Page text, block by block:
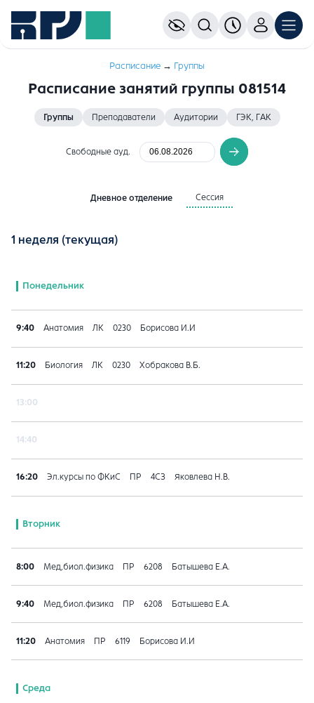
Расписание → Группы
Расписание занятий группы 081514
Группы Преподаватели Аудитории ГЭК, ГАК
Свободные ауд.
Дневное отделение Сессия
1 неделя (текущая)
Понедельник
9:40 Анатомия ЛК 0230 Борисова И.И
11:20 Биология ЛК 0230 Хобракова В.Б.
13:00
14:40
16:20 Эл.курсы по ФКиС ПР 4СЗ Яковлева Н.В.
Вторник
8:00 Мед,биол.физика ПР 6208 Батышева Е.А.
9:40 Мед,биол.физика ПР 6208 Батышева Е.А.
11:20 Анатомия ПР 6119 Борисова И.И
Среда